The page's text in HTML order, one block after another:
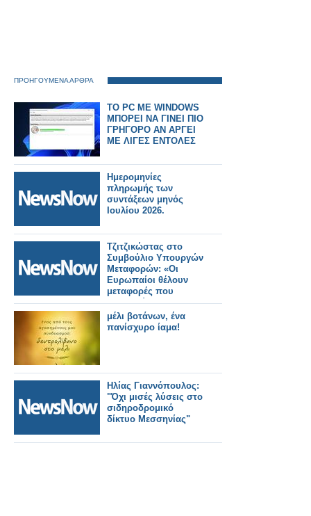
ΠΡΟΗΓΟΥΜΕΝΑ ΑΡΘΡΑ
TO PC ME WINDOWS
ΜΠΟΡΕΙ ΝΑ ΓΙΝΕΙ ΠΙΟ
ΓΡΗΓΟΡΟ ΑΝ ΑΡΓΕΙ
ΜΕ ΛΙΓΕΣ ΕΝΤΟΛΕΣ
Ημερομηνίες
πληρωμής των
συντάξεων μηνός
Ιουλίου 2026.
Τζιτζικώστας στο
Συμβούλιο Υπουργών
Μεταφορών: «Οι
Ευρωπαίοι θέλουν
μεταφορές που
εμπιστεύονται».
μέλι βοτάνων, ένα
πανίσχυρο ίαμα!
Ηλίας Γιαννόπουλος:
"Όχι μισές λύσεις στο
σιδηροδρομικό
δίκτυο Μεσσηνίας"